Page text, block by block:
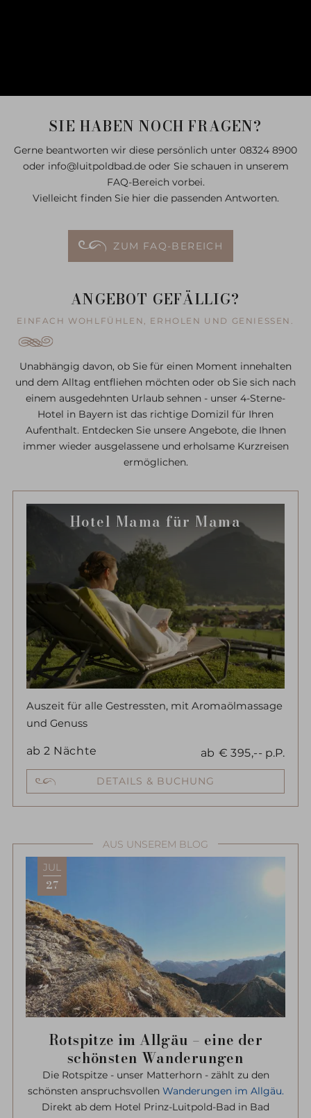
SIE HABEN NOCH FRAGEN?
Gerne beantworten wir diese persönlich unter 08324 8900
oder info@luitpoldbad.de oder Sie schauen in unserem
FAQ-Bereich vorbei.
Vielleicht finden Sie hier die passenden Antworten.
ZUM FAQ-BEREICH
ANGEBOT GEFÄLLIG?
EINFACH WOHLFÜHLEN, ERHOLEN UND GENIESSEN.
Unabhängig davon, ob Sie für einen Moment innehalten
und dem Alltag entfliehen möchten oder ob Sie sich nach
einem ausgedehnten Urlaub sehnen - unser 4-Sterne-
Hotel in Bayern ist das richtige Domizil für Ihren
Aufenthalt. Entdecken Sie unsere Angebote, die Ihnen
immer wieder ausgelassene und erholsame Kurzreisen
ermöglichen.
Hotel Mama für Mama
Auszeit für alle Gestressten, mit Aromaölmassage
und Genuss
ab2 Nächte ab € 395,-- p.P.
DETAILS & BUCHUNG
AUS UNSEREM BLOG
JUL
27
Rotspitze im Allgäu – eine der
schönsten Wanderungen
Die Rotspitze - unser Matterhorn - zählt zu den
schönsten anspruchsvollen Wanderungen im Allgäu.
Direkt ab dem Hotel Prinz-Luitpold-Bad in Bad